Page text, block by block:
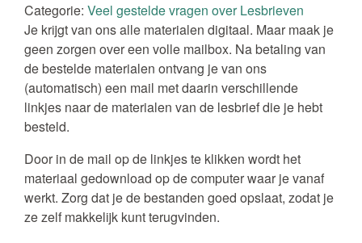
Categorie: Veel gestelde vragen over Lesbrieven
Je krijgt van ons alle materialen digitaal. Maar maak je
geen zorgen over een volle mailbox. Na betaling van
de bestelde materialen ontvang je van ons
(automatisch) een mail met daarin verschillende
linkjes naar de materialen van de lesbrief die je hebt
besteld.
Door in de mail op de linkjes te klikken wordt het
materiaal gedownload op de computer waar je vanaf
werkt. Zorg dat je de bestanden goed opslaat, zodat je
ze zelf makkelijk kunt terugvinden.